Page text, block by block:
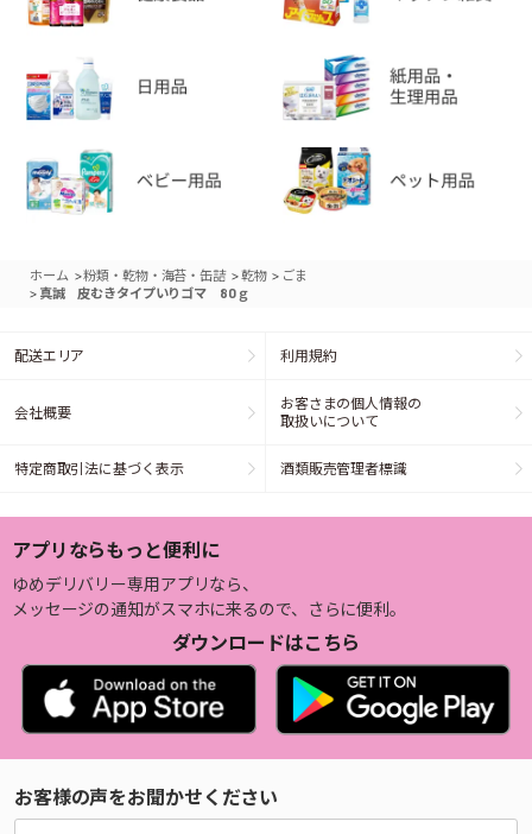
ホーム >粉類・乾物・海苔・缶詰 >乾物 > ごま
> 真誠 皮むきタイプいりゴマ 80ｇ
配送エリア 利用規約
会社概要
お客さまの個人情報の
取扱いについて
特定商取引法に基づく表示 酒類販売管理者標識
アプリならもっと便利に
ゆめデリバリー専用アプリなら、
メッセージの通知がスマホに来るので、さらに便利。
ダウンロードはこちら
お客様の声をお聞かせください